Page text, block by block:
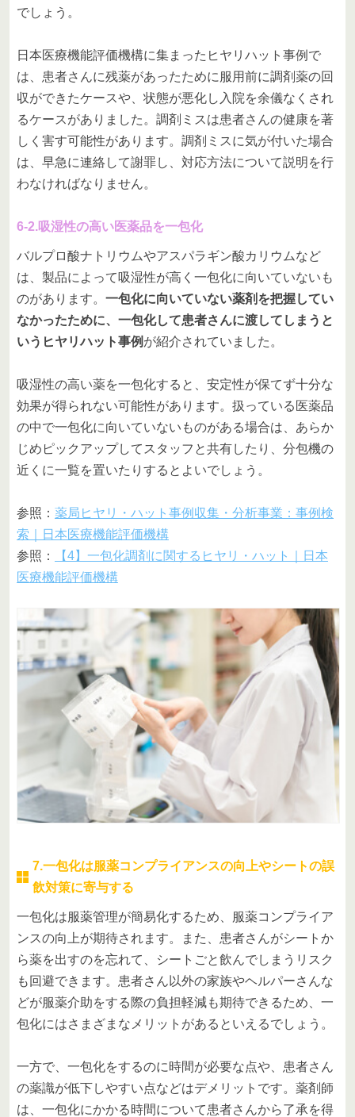
でしょう。
日本医療機能評価機構に集まったヒヤリハット事例で
は、患者さんに残薬があったために服用前に調剤薬の回
収ができたケースや、状態が悪化し入院を余儀なくされ
るケースがありました。調剤ミスは患者さんの健康を著
しく害す可能性があります。調剤ミスに気が付いた場合
は、早急に連絡して謝罪し、対応方法について説明を行
わなければなりません。
6-2.吸湿性の高い医薬品を一包化
バルプロ酸ナトリウムやアスパラギン酸カリウムなど
は、製品によって吸湿性が高く一包化に向いていないも
のがあります。 一包化に向いていない薬剤を把握してい
なかったために、一包化して患者さんに渡してしまうと
いうヒヤリハット事例 が紹介されていました。
吸湿性の高い薬を一包化すると、安定性が保てず十分な
効果が得られない可能性があります。扱っている医薬品
の中で一包化に向いていないものがある場合は、あらか
じめピックアップしてスタッフと共有したり、分包機の
近くに一覧を置いたりするとよいでしょう。
参照： 薬局ヒヤリ・ハット事例収集・分析事業：事例検
索｜日本医療機能評価機構
参照：
【4】一包化調剤に関するヒヤリ・ハット｜日本
医療機能評価機構
7.一包化は服薬コンプライアンスの向上やシートの誤
飲対策に寄与する
一包化は服薬管理が簡易化するため、服薬コンプライア
ンスの向上が期待されます。また、患者さんがシートか
ら薬を出すのを忘れて、シートごと飲んでしまうリスク
も回避できます。患者さん以外の家族やヘルパーさんな
どが服薬介助をする際の負担軽減も期待できるため、一
包化にはさまざまなメリットがあるといえるでしょう。
一方で、一包化をするのに時間が必要な点や、患者さん
の薬識が低下しやすい点などはデメリットです。薬剤師
は、一包化にかかる時間について患者さんから了承を得